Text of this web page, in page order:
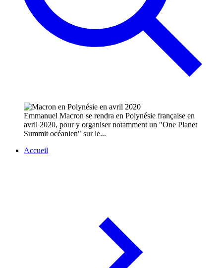
Emmanuel Macron se rendra en Polynésie française en
avril 2020, pour y organiser notamment un "One Planet
Summit océanien" sur le...
Accueil